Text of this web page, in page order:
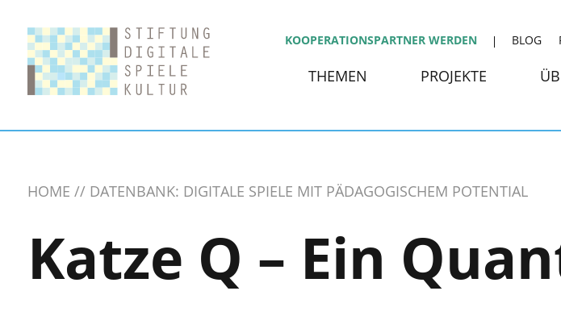
KOOPERATIONSPARTNER WERDEN BLOG
THEMEN PROJEKTE
HOME DATENBANK: DIGITALE SPIELE MIT PÄDAGOGISCHEM POTENTIAL
Katze Q – Ein